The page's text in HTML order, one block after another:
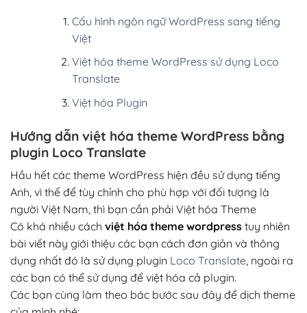
Cấu hình ngôn ngữ WordPress sang tiếng
Việt
Việt hóa theme WordPress sử dụng Loco
Translate
Việt hóa Plugin
Hướng dẫn việt hóa theme WordPress bằng
plugin Loco Translate
Hầu hết các theme WordPress hiện đều sử dụng tiếng
Anh, vì thế để tùy chỉnh cho phù hợp với đối tượng là
người Việt Nam, thì bạn cần phải Việt hóa Theme
Có khá nhiều cách việt hóa theme wordpress tuy nhiên
bài viết này giới thiệu các bạn cách đơn giản và thông
dụng nhất đó là sử dụng plugin Loco Translate, ngoài ra
các bạn có thể sử dụng để việt hóa cả plugin.
Các bạn cùng làm theo bác bước sau đây để dịch theme